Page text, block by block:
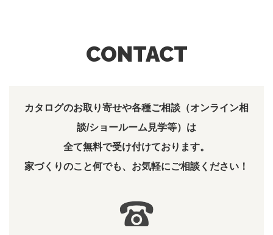
CONTACT
カタログのお取り寄せや各種ご相談（オンライン相
談/ショールーム見学等）は
全て無料で受け付けております。
家づくりのこと何でも、お気軽にご相談ください！